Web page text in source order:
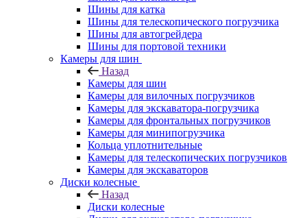
Шины для катка
Шины для телескопического погрузчика
Шины для автогрейдера
Шины для портовой техники
Камеры для шин
Назад
Камеры для шин
Камеры для вилочных погрузчиков
Камеры для экскаватора-погрузчика
Камеры для фронтальных погрузчиков
Камеры для минипогрузчика
Кольца уплотнительные
Камеры для телескопических погрузчиков
Камеры для экскаваторов
Диски колесные
Назад
Диски колесные